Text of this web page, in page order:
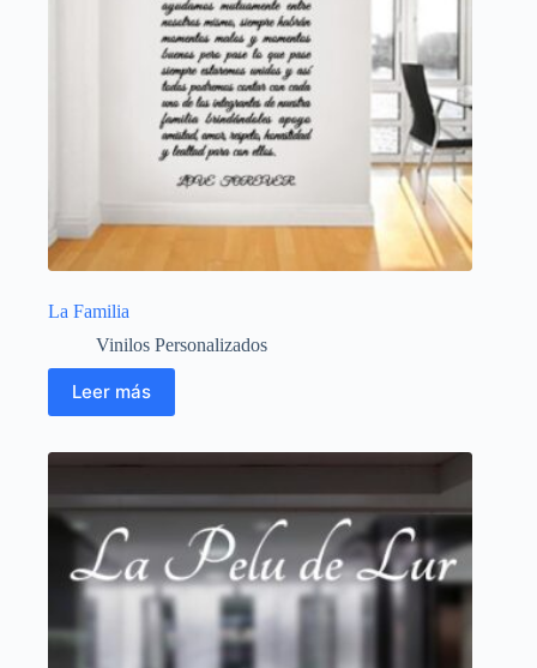
La Familia
Vinilos Personalizados
Leer más